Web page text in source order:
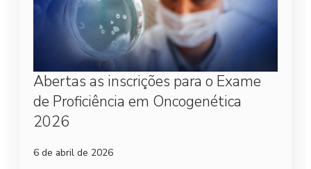
Abertas as inscrições para o Exame
de Proficiência em Oncogenética
2026
6 de abril de 2026